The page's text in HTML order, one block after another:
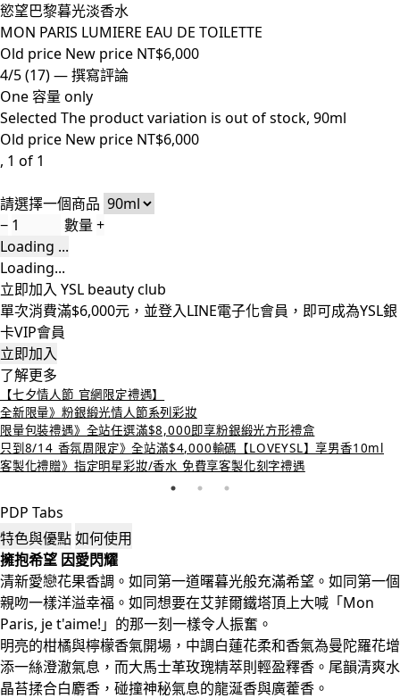
慾望巴黎暮光淡香水
MON PARIS LUMIERE EAU DE TOILETTE
Old price New price NT$6,000
4/5(17)—撰寫評論
One 容量 only
Selected The product variation is out of stock, 90ml
Old price New price NT$6,000
, 1 of 1
請選擇一個商品
−
數量+
Loading ...
Loading...
立即加入 YSL beauty club
單次消費滿$6,000元，並登入LINE電子化會員，即可成為YSL銀
卡VIP會員
立即加入
了解更多
【七夕情人節 官網限定禮遇】
全新限量》粉銀緞光情人節系列彩妝
限量包裝禮遇》全站任選滿$8,000即享粉銀緞光方形禮盒
只到8/14 香氛周限定》全站滿$4,000輸碼【LOVEYSL】享男香10ml
客製化禮贈》指定明星彩妝/香水 免費享客製化刻字禮遇
PDP Tabs
特色與優點如何使用
擁抱希望 因愛閃耀
清新愛戀花果香調。如同第一道曙暮光般充滿希望。如同第一個
親吻一樣洋溢幸福。如同想要在艾菲爾鐵塔頂上大喊「Mon
Paris, je t'aime!」的那一刻一樣令人振奮。
明亮的柑橘與檸檬香氣開場，中調白蓮花柔和香氣為曼陀羅花增
添一絲澄澈氣息，而大馬士革玫瑰精萃則輕盈釋香。尾韻清爽水
晶苔揉合白麝香，碰撞神秘氣息的龍涎香與廣藿香。